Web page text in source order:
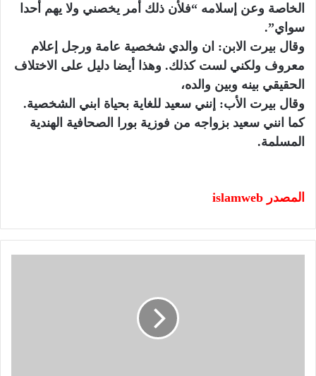
الخاصة وعن إسلامه “فلأن ذلك أمر يخصني ولا يهم أحدا
سواي”.
وقال بيرت الابن: ان والدي شخصية عامة ورجل إعلام
معروف ولكني لست كذلك. وهذا أيضا دليل على الاختلاف
الحقيقي بينه وبين والده،
وقال بيرت الأب: إنني سعيد للغاية بحياة ابني الشخصية.
كما انني سعيد بزواجه من فوزية بورا الصحافية الهندية
المسلمة.
المصدر islamweb